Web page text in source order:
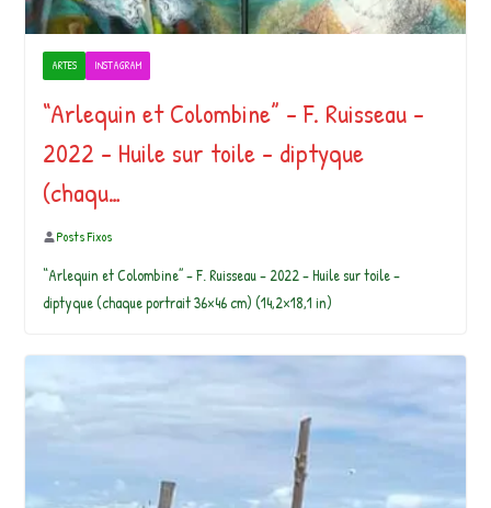
ARTES INSTAGRAM
“Arlequin et Colombine” – F. Ruisseau –
2022 – Huile sur toile – diptyque
(chaqu…
Posts Fixos
“Arlequin et Colombine” – F. Ruisseau – 2022 – Huile sur toile –
diptyque (chaque portrait 36×46 cm) (14,2×18,1 in)